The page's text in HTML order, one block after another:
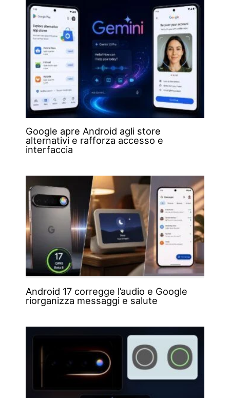
Google apre Android agli store
alternativi e rafforza accesso e
interfaccia
Android 17 corregge l’audio e Google
riorganizza messaggi e salute